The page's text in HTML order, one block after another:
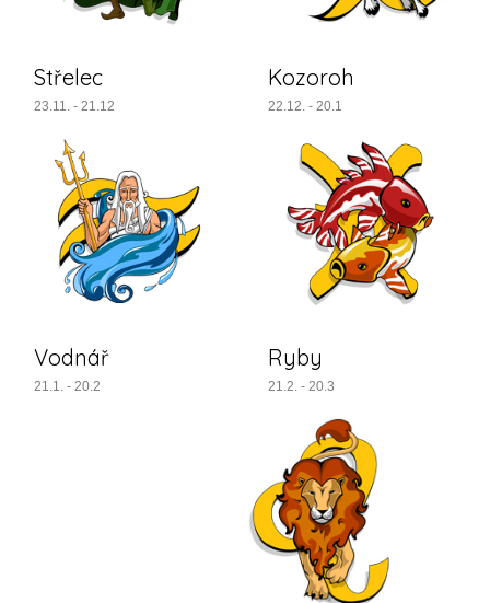
Střelec
23.11. - 21.12
Kozoroh
22.12. - 20.1
Vodnář
21.1. - 20.2
Ryby
21.2. - 20.3